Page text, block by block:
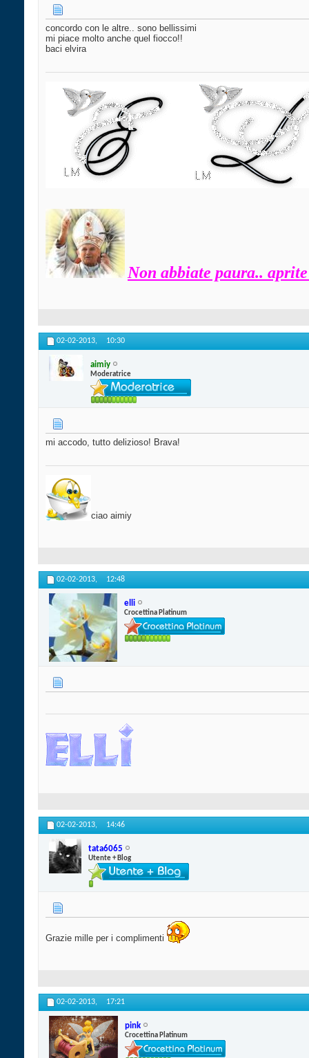
concordo con le altre.. sono bellissimi
mi piace molto anche quel fiocco!!
baci elvira
Non abbiate paura..
02-02-2013, 10:30
aimiy
Moderatrice
mi accodo, tutto delizioso! Brava!
ciao aimiy
02-02-2013, 12:48
elli
Crocettina Platinum
02-02-2013, 14:46
tata6065
Utente + Blog
Grazie mille per i complimenti
02-02-2013, 17:21
pink
Crocettina Platinum